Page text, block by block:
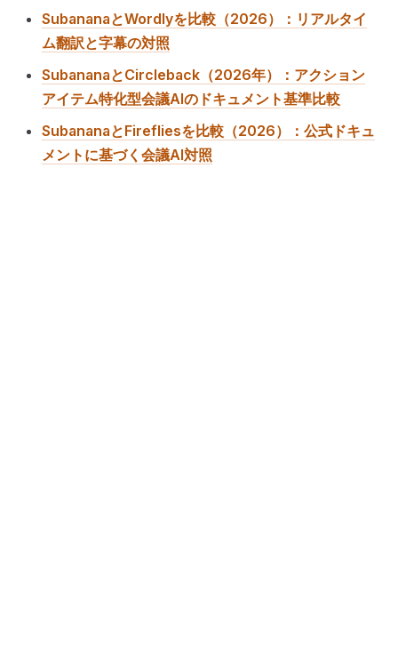
SubananaとWordlyを比較（2026）：リアルタイ
ム翻訳と字幕の対照
SubananaとCircleback（2026年）：アクション
アイテム特化型会議AIのドキュメント基準比較
SubananaとFirefliesを比較（2026）：公式ドキュ
メントに基づく会議AI対照